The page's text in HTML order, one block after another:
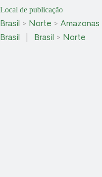
Local de publicação
Brasil > Norte > Amazonas
Brasil
Brasil > Norte